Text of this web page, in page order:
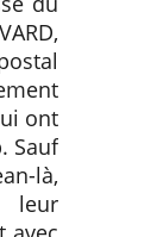
ont
Sauf
là,
leur